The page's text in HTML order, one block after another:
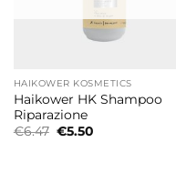
HAIKOWER KOSMETICS
Haikower HK Shampoo
Riparazione
€6.47 Il
€5.50Il